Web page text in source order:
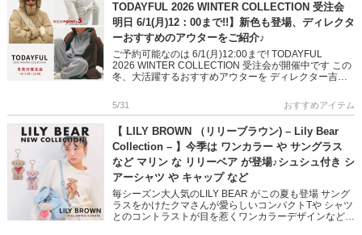
TODAYFUL 2026 WINTER COLLECTION 受注会
明日 6/1(月)12：00まで!!】新色も登場、ディレクタ
ーおすすめのアウターをご紹介♪
ご予約可能なのは 6/1(月)12:00まで! TODAYFUL
2026 WINTER COLLECTION 受注会が開催中です この
冬、大活躍するおすすめアウターを ディレクター吉田
5/31 おすすめアイテム
【 LILY BROWN （リリーブラウン) – Lily Bear
Collection – 】今季は ワンカラー や サングラス
など マリン な リリーベア が登場♪シュシュ付き シ
アーシャツ や キャップ など
毎シーズン大人気のLILY BEAR がこの夏も登場 サング
ラスをかけたクマさんが愛らしいコンパクトTや シャツ
とのコントラストが目を惹くワンカラーデザインなど